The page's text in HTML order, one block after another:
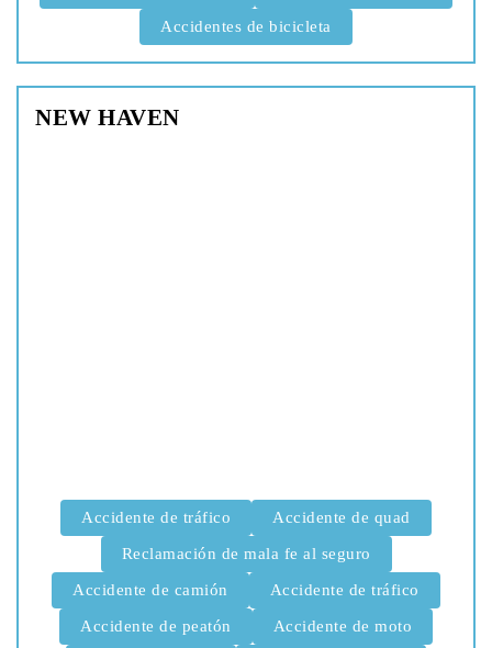
Accidentes de bicicleta
NEW HAVEN
Accidente de tráfico Accidente de quad
Reclamación de mala fe al seguro
Accidente de camión Accidente de tráfico
Accidente de peatón Accidente de moto